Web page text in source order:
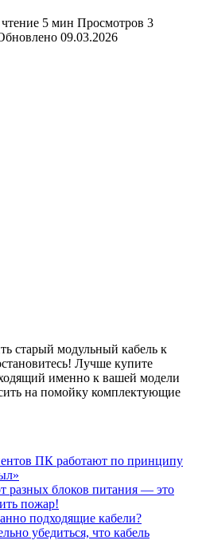
5 мин Просмотров 3
09.03.2026
старый модульный кабель к
Лучше купите
именно к вашей модели
на помойку комплектующие
ПК работают по принципу
разных блоков питания — это
пожар!
подходящие кабели?
убедиться, что кабель